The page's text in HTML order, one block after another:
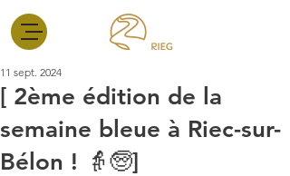
[ 2ème édition de la
semaine bleue à Riec-sur-
Bélon ! 👵🧓]
11 sept. 2024